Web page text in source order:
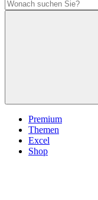
Premium
Themen
Excel
Shop